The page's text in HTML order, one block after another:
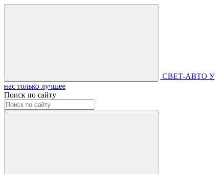
СВЕТ-АВТО У
нас только лучшее
Поиск по сайту